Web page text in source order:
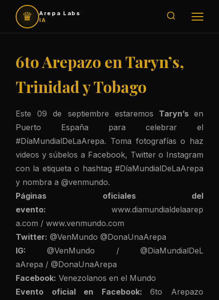
♛
Arepa Labs
IA
6to Arepazo en Taryn’s,
Trinidad y Tobago
Este 09 de septiembre estaremos Taryn’sen
Puerto España para celebrar el
#DíaMundialDeLaArepa. Toma fotografías o haz
videos y súbelos a Facebook, Twitter o Instagram
con la etiqueta o hashtag #DíaMundialDeLaArepa
y nombra a @venmundo.
Páginas oficiales del
evento:
www.diamundialdelaarep
a.com / www.venmundo.com
Twitter: @VenMundo @DonaUnaArepa
IG:
@VenMundo /@DiaMundialDeL
aArepa / @DonaUnaArepa
Facebook: Venezolanos en el Mundo
Evento oficial en Facebook:6to Arepazo